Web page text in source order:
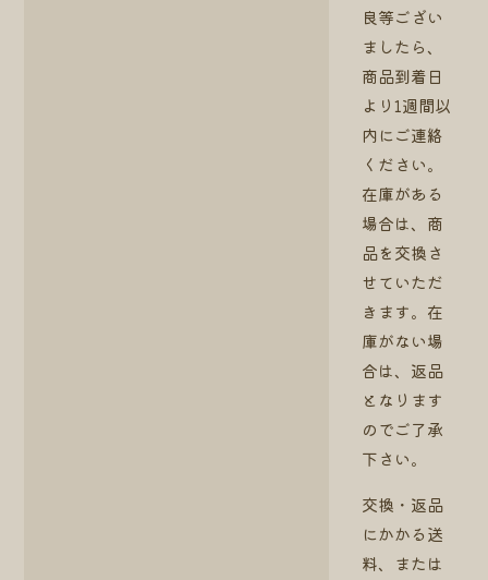
良等ござい
ましたら、
商品到着日
より1週間以
内にご連絡
ください。
在庫がある
場合は、商
品を交換さ
せていただ
きます。在
庫がない場
合は、返品
となります
のでご了承
下さい。
交換・返品
にかかる送
料、または